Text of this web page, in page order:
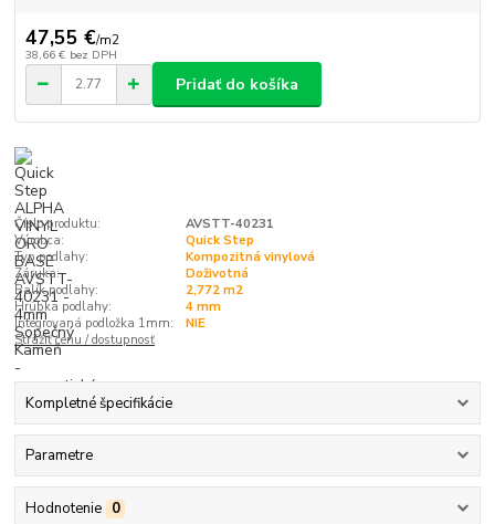
47,55 €/m2
38,66 € bez DPH
Pridať do košíka
Číslo produktu:
AVSTT-40231
Výrobca:
Quick Step
Typ podlahy:
Kompozitná vinylová
Záruka:
Doživotná
Balík podlahy:
2,772 m2
Hrúbka podlahy:
4 mm
Integrovaná podložka 1mm:
NIE
Strážiť cenu / dostupnosť
Kompletné špecifikácie
Parametre
Hodnotenie 0